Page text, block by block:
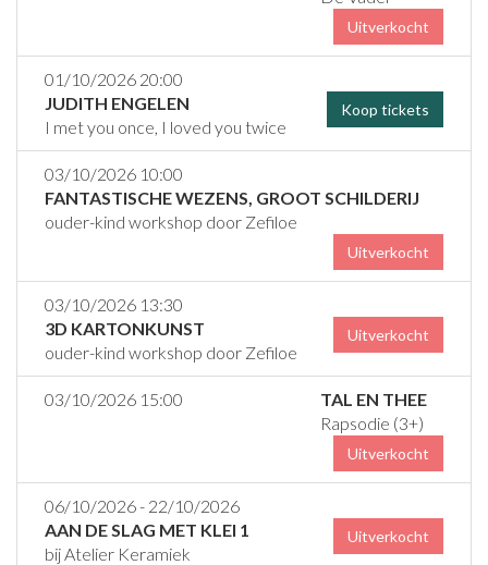
Uitverkocht
01/10/2026 20:00
JUDITH ENGELEN
I met you once, I loved you twice
Koop tickets
03/10/2026 10:00
FANTASTISCHE WEZENS, GROOT SCHILDERIJ
ouder-kind workshop door Zefiloe
Uitverkocht
03/10/2026 13:30
3D KARTONKUNST
ouder-kind workshop door Zefiloe
Uitverkocht
03/10/2026 15:00
TAL EN THEE
Rapsodie (3+)
Uitverkocht
06/10/2026 - 22/10/2026
AAN DE SLAG MET KLEI 1
bij Atelier Keramiek
Uitverkocht